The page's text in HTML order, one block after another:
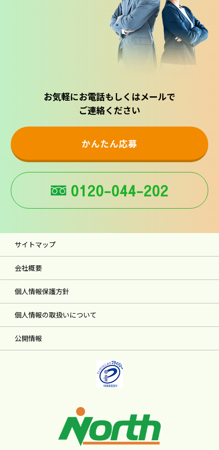
お気軽にお電話もしくはメールで
ご連絡ください
かんたん応募
0120-044-202
サイトマップ
会社概要
個人情報保護方針
個人情報の取扱いについて
公開情報